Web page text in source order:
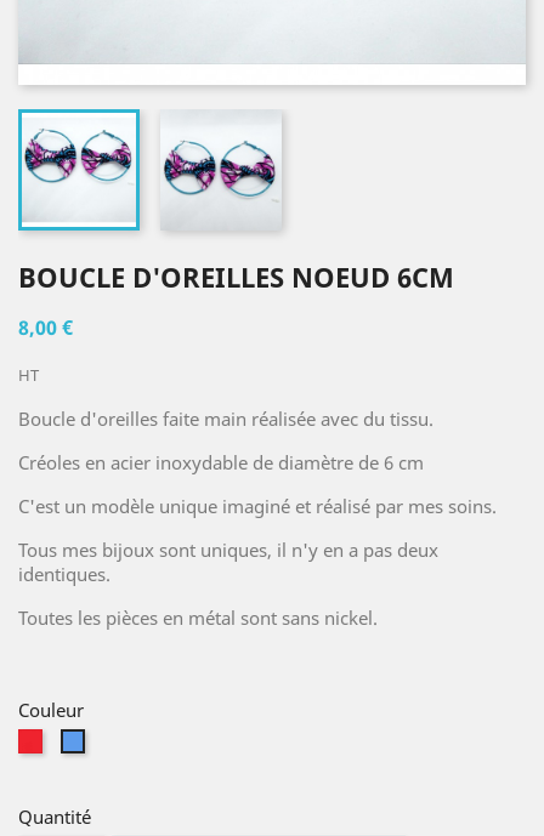
BOUCLE D'OREILLES NOEUD 6CM
8,00 €
HT
Boucle d'oreilles faite main réalisée avec du tissu.
Créoles en acier inoxydable de diamètre de 6 cm
C'est un modèle unique imaginé et réalisé par mes soins.
Tous mes bijoux sont uniques, il n'y en a pas deux
identiques.
Toutes les pièces en métal sont sans nickel.
Couleur
Quantité